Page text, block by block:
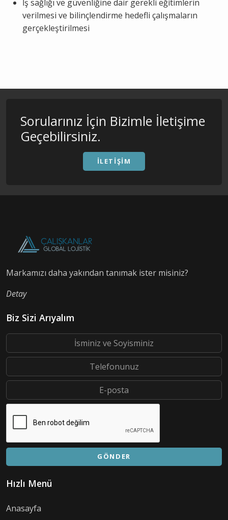
İş sağlığı ve güvenliğine dair gerekli eğitimlerin
verilmesi ve bilinçlendirme hedefli çalışmaların
gerçekleştirilmesi
Sorularınız İçin Bizimle İletişime
Geçebilirsiniz.
İLETIŞIM
Markamızı daha yakından tanımak ister misiniz?
Detay
Biz Sizi Arıyalım
GÖNDER
Hızlı Menü
Anasayfa